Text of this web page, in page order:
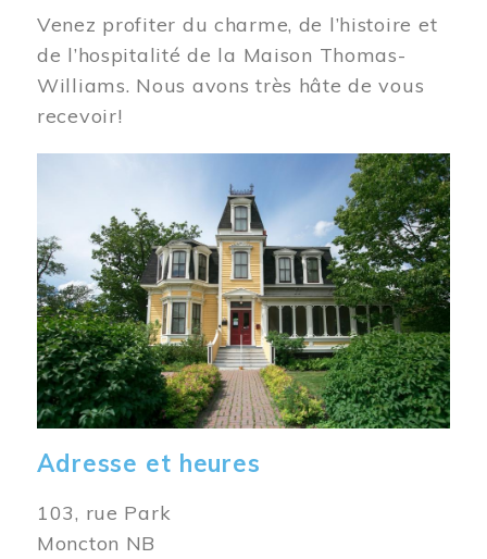
Venez profiter du charme, de l’histoire et
de l’hospitalité de la Maison Thomas-
Williams. Nous avons très hâte de vous
recevoir!
Adresse et heures
103, rue Park
Moncton NB